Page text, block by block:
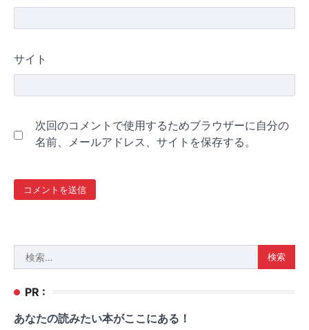
サイト
次回のコメントで使用するためブラウザーに自分の
名前、メールアドレス、サイトを保存する。
索:
PR :
あなたの読みたい本がここにある！